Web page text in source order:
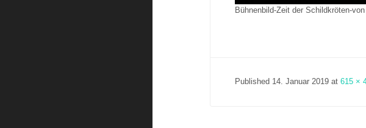
Bühnenbild-Zeit der Schildkröten-
Published 14. Januar 2019at 615 ×